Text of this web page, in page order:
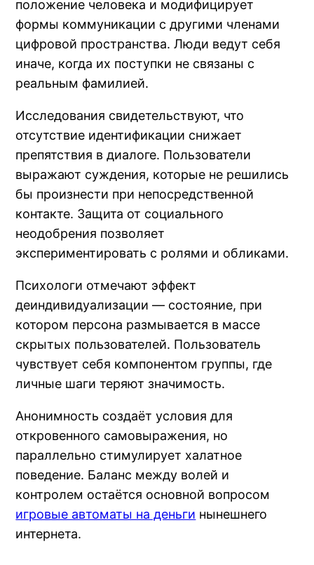
положение человека и модифицирует
формы коммуникации с другими членами
цифровой пространства. Люди ведут себя
иначе, когда их поступки не связаны с
реальным фамилией.
Исследования свидетельствуют, что
отсутствие идентификации снижает
препятствия в диалоге. Пользователи
выражают суждения, которые не решились
бы произнести при непосредственной
контакте. Защита от социального
неодобрения позволяет
экспериментировать с ролями и обликами.
Психологи отмечают эффект
деиндивидуализации — состояние, при
котором персона размывается в массе
скрытых пользователей. Пользователь
чувствует себя компонентом группы, где
личные шаги теряют значимость.
Анонимность создаёт условия для
откровенного самовыражения, но
параллельно стимулирует халатное
поведение. Баланс между волей и
контролем остаётся основной вопросом
игровые автоматы на деньги нынешнего
интернета.